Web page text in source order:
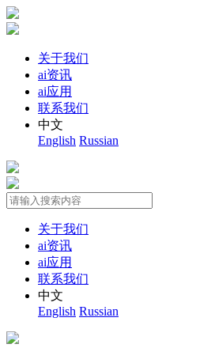
关于我们
ai资讯
ai应用
联系我们
中文
English Russian
关于我们
ai资讯
ai应用
联系我们
中文
English Russian